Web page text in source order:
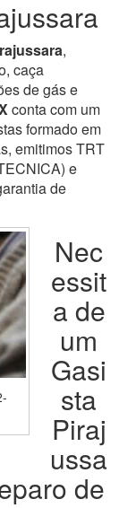
,
caça
de gás e
conta com um
formado em
emitimos TRT
e
de
Nec
essit
a de
um
Gasi
sta
Piraj
ussa
de